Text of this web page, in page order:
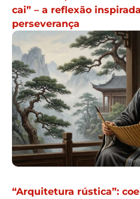
cai” – a reflexão
perseverança
“Arquitetura rústica”: